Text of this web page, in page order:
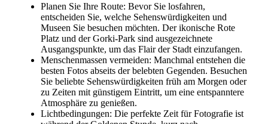
Planen Sie Ihre Route: Bevor Sie losfahren,
entscheiden Sie, welche Sehenswürdigkeiten und
Museen Sie besuchen möchten. Der ikonische Rote
Platz und der Gorki-Park sind ausgezeichnete
Ausgangspunkte, um das Flair der Stadt einzufangen.
Menschenmassen vermeiden: Manchmal entstehen die
besten Fotos abseits der belebten Gegenden. Besuchen
Sie beliebte Sehenswürdigkeiten früh am Morgen oder
zu Zeiten mit günstigem Eintritt, um eine entspanntere
Atmosphäre zu genießen.
Lichtbedingungen: Die perfekte Zeit für Fotografie ist